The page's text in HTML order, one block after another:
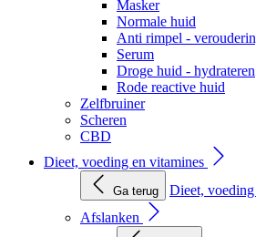
Masker
Normale huid
Anti rimpel -
Serum
Droge huid - hydrateren
Rode reactive huid
Zelfbruiner
Scheren
CBD
Dieet, voeding en vitamines
Ga terug
Dieet,
Afslanken